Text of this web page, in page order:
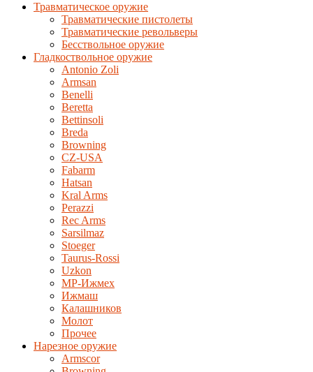
Травматическое оружие
Травматические пистолеты
Травматические револьверы
Бесствольное оружие
Гладкоствольное оружие
Antonio Zoli
Armsan
Benelli
Beretta
Bettinsoli
Breda
Browning
CZ-USA
Fabarm
Hatsan
Kral Arms
Perazzi
Rec Arms
Sarsilmaz
Stoeger
Taurus-Rossi
Uzkon
MP-Ижмех
Ижмаш
Калашников
Молот
Прочее
Нарезное оружие
Armscor